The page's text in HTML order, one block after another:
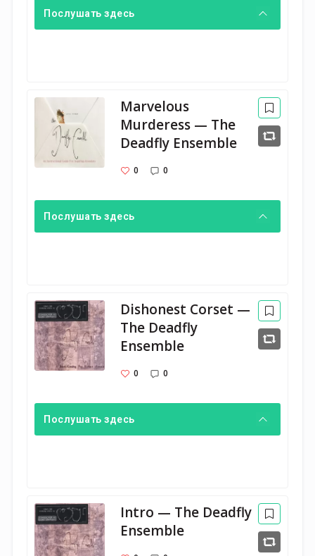
Послушать здесь
Marvelous
Murderess — The
Deadfly Ensemble
0 0
Послушать здесь
Dishonest Corset —
The Deadfly
Ensemble
0 0
Послушать здесь
Intro — The Deadfly
Ensemble